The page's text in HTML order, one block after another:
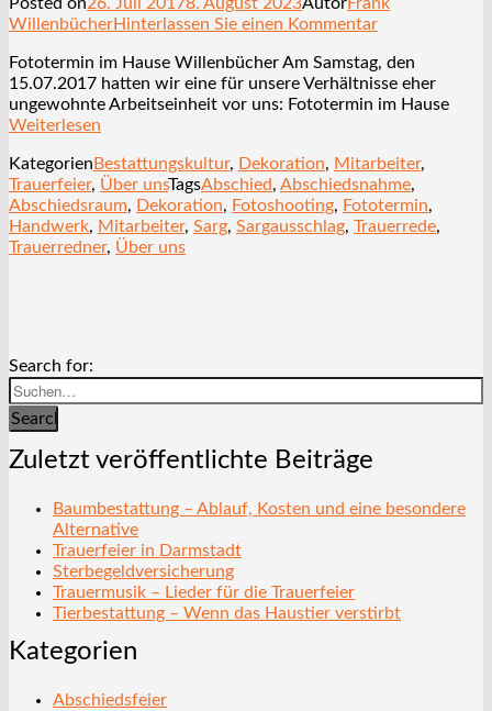
WillenbücherHinterlassen Sie einen Kommentar
Fototermin im Hause Willenbücher Am Samstag, den
15.07.2017 hatten wir eine für unsere Verhältnisse eher
ungewohnte Arbeitseinheit vor uns: Fototermin im Hause
Weiterlesen
Kategorien Bestattungskultur, Dekoration, Mitarbeiter,
Trauerfeier, Über unsTagsAbschied, Abschiedsnahme,
Abschiedsraum, Dekoration, Fotoshooting, Fototermin,
Handwerk, Mitarbeiter, Sarg, Sargausschlag, Trauerrede,
Trauerredner, Über uns
Search for:
Search
Zuletzt veröffentlichte Beiträge
Baumbestattung – Ablauf, Kosten und eine besondere
Alternative
Trauerfeier in Darmstadt
Sterbegeldversicherung
Trauermusik – Lieder für die Trauerfeier
Tierbestattung – Wenn das Haustier verstirbt
Kategorien
Abschiedsfeier